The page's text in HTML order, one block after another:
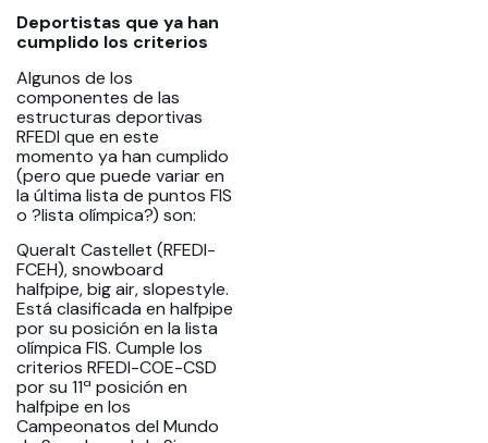
Deportistas que ya han
cumplido los criterios
Algunos de los
componentes de las
estructuras deportivas
RFEDI que en este
momento ya han cumplido
(pero que puede variar en
la última lista de puntos FIS
o ?lista olímpica?) son:
Queralt Castellet (RFEDI-
FCEH), snowboard
halfpipe, big air, slopestyle.
Está clasificada en halfpipe
por su posición en la lista
olímpica FIS. Cumple los
criterios RFEDI-COE-CSD
por su 11ª posición en
halfpipe en los
Campeonatos del Mundo